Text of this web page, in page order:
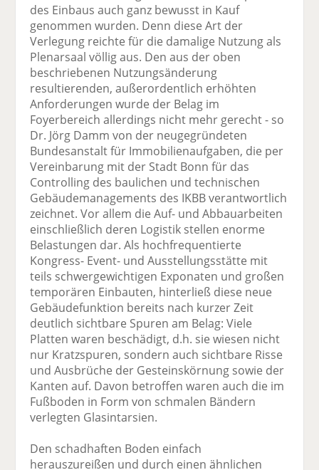
des Einbaus auch ganz bewusst in Kauf
genommen wurden. Denn diese Art der
Verlegung reichte für die damalige Nutzung als
Plenarsaal völlig aus. Den aus der oben
beschriebenen Nutzungsänderung
resultierenden, außerordentlich erhöhten
Anforderungen wurde der Belag im
Foyerbereich allerdings nicht mehr gerecht - so
Dr. Jörg Damm von der neugegründeten
Bundesanstalt für Immobilienaufgaben, die per
Vereinbarung mit der Stadt Bonn für das
Controlling des baulichen und technischen
Gebäudemanagements des IKBB verantwortlich
zeichnet. Vor allem die Auf- und Abbauarbeiten
einschließlich deren Logistik stellen enorme
Belastungen dar. Als hochfrequentierte
Kongress- Event- und Ausstellungsstätte mit
teils schwergewichtigen Exponaten und großen
temporären Einbauten, hinterließ diese neue
Gebäudefunktion bereits nach kurzer Zeit
deutlich sichtbare Spuren am Belag: Viele
Platten waren beschädigt, d.h. sie wiesen nicht
nur Kratzspuren, sondern auch sichtbare Risse
und Ausbrüche der Gesteinskörnung sowie der
Kanten auf. Davon betroffen waren auch die im
Fußboden in Form von schmalen Bändern
verlegten Glasintarsien.
Den schadhaften Boden einfach
herauszureißen und durch einen ähnlichen